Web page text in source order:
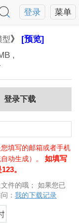
菜单
登录
型》 [预览]
,
登录下载
填写的邮箱或者手机
动生成）。 如填写
。
件的哦； 如果您已
： 我的下载记录